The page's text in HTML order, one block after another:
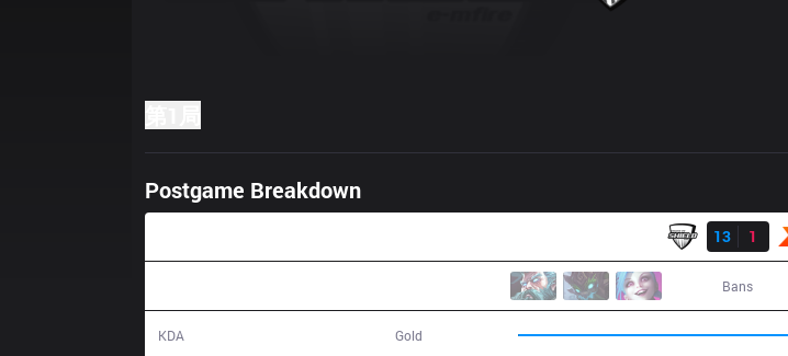
Postgame Breakdown
13
1
Bans
KDA Gold